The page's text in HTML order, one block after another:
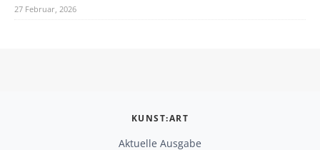
27 Februar, 2026
KUNST:ART
Aktuelle Ausgabe